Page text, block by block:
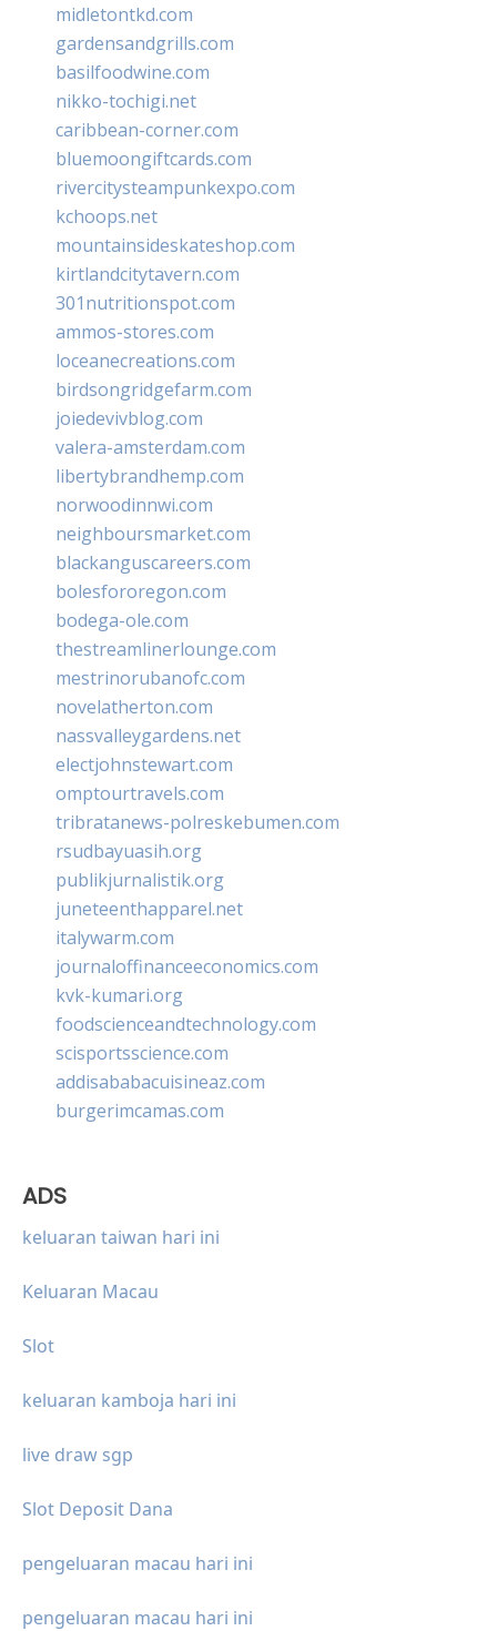
midletontkd.com
gardensandgrills.com
basilfoodwine.com
nikko-tochigi.net
caribbean-corner.com
bluemoongiftcards.com
rivercitysteampunkexpo.com
kchoops.net
mountainsideskateshop.com
kirtlandcitytavern.com
301nutritionspot.com
ammos-stores.com
loceanecreations.com
birdsongridgefarm.com
joiedevivblog.com
valera-amsterdam.com
libertybrandhemp.com
norwoodinnwi.com
neighboursmarket.com
blackanguscareers.com
bolesfororegon.com
bodega-ole.com
thestreamlinerlounge.com
mestrinorubanofc.com
novelatherton.com
nassvalleygardens.net
electjohnstewart.com
omptourtravels.com
tribratanews-polreskebumen.com
rsudbayuasih.org
publikjurnalistik.org
juneteenthapparel.net
italywarm.com
journaloffinanceeconomics.com
kvk-kumari.org
foodscienceandtechnology.com
scisportsscience.com
addisababacuisineaz.com
burgerimcamas.com
ADS
keluaran taiwan hari ini
Keluaran Macau
Slot
keluaran kamboja hari ini
live draw sgp
Slot Deposit Dana
pengeluaran macau hari ini
pengeluaran macau hari ini